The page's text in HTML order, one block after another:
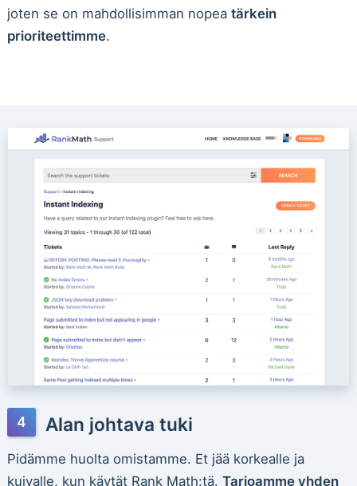
joten se on mahdollisimman nopea tärkein
prioriteettimme.
Alan johtava tuki
Pidämme huolta omistamme. Et jää korkealle ja
kuivalle, kun käytät Rank Math:tä. Tarjoamme yhden